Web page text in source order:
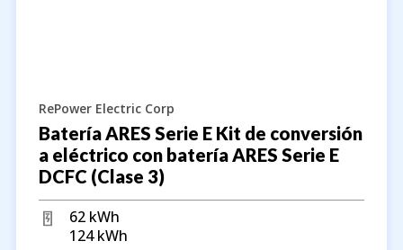
RePower Electric Corp
Batería ARES Serie E Kit de conversión
a eléctrico con batería ARES Serie E
DCFC (Clase 3)
62 kWh
124 kWh